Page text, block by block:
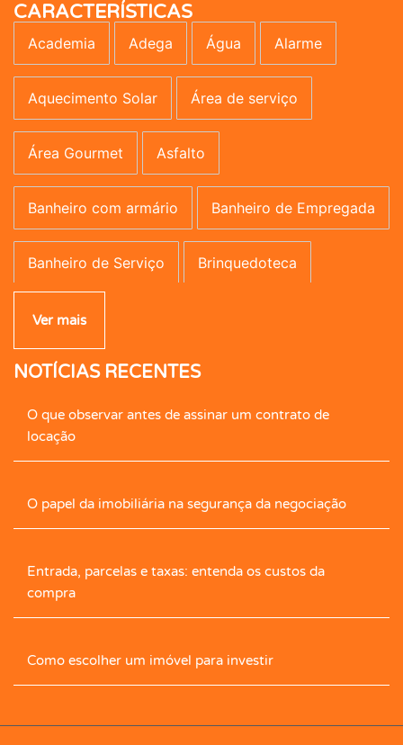
CARACTERÍSTICAS
Academia Adega Água Alarme
Aquecimento Solar Área de serviço
Área Gourmet Asfalto
Banheiro com armário Banheiro de Empregada
Banheiro de Serviço Brinquedoteca
Campo de Futebol
Caseiro Central de Gás
Cerca Elétrica
Corredor com armário
Ver mais
NOTÍCIAS RECENTES
O que observar antes de assinar um contrato de
locação
O papel da imobiliária na segurança da negociação
Entrada, parcelas e taxas: entenda os custos da
compra
Como escolher um imóvel para investir